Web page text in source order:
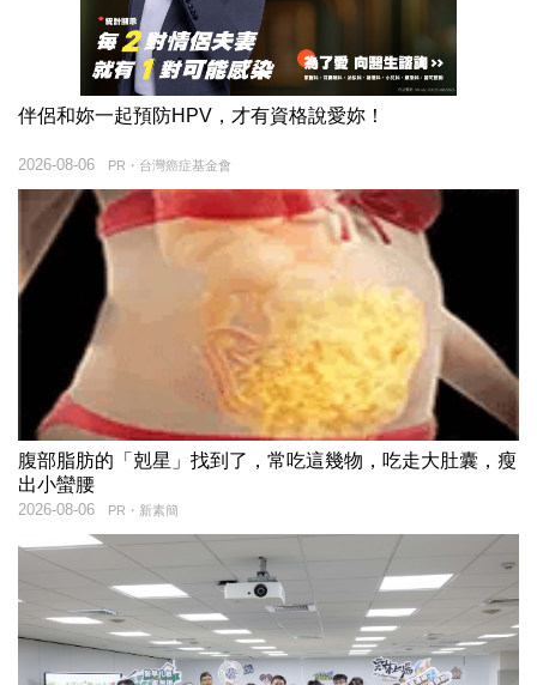
伴侶和妳一起預防HPV，才有資格說愛妳！
PR・台灣癌症基金會
2026-08-06
腹部脂肪的「剋星」找到了，常吃這幾物，吃走大肚囊，瘦
出小蠻腰
PR・新素簡
2026-08-06